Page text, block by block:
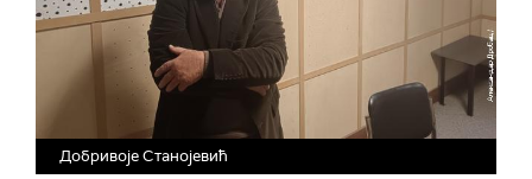
Добривоје Станојевић